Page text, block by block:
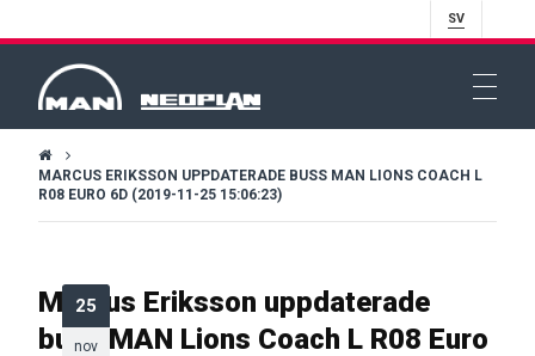
SV
MARCUS ERIKSSON UPPDATERADE BUSS MAN LIONS COACH L
R08 EURO 6D (2019-11-25 15:06:23)
25
nov
Marcus Eriksson uppdaterade
buss MAN Lions Coach L R08 Euro